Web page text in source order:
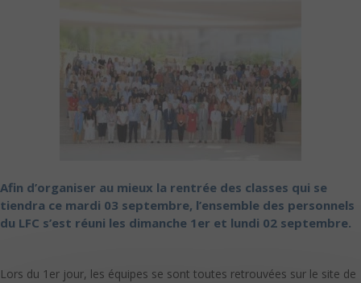
Afin d’organiser au mieux la rentrée des classes qui se
tiendra ce mardi 03 septembre, l’ensemble des personnels
du LFC s’est réuni les dimanche 1er et lundi 02 septembre.
Lors du 1er jour, les équipes se sont toutes retrouvées sur le site de